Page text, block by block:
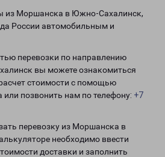
из Моршанска в Южно-Сахалинск,
России автомобильным и
перевозки по направлению
вы можете ознакомиться
стоимости с помощью
позвонить нам по телефону: +7
перевозку из Моршанска в
необходимо ввести
доставки и заполнить